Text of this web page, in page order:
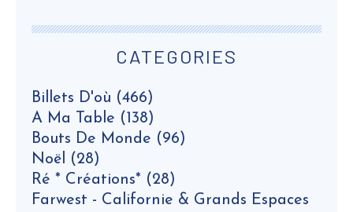
CATEGORIES
Billets D'où (466)
A Ma Table (138)
Bouts De Monde (96)
Noël (28)
Ré * Créations* (28)
Farwest - Californie & Grands Espaces